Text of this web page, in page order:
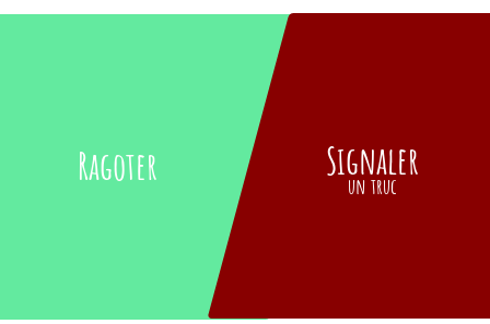
Ragoter Signaler
un truc